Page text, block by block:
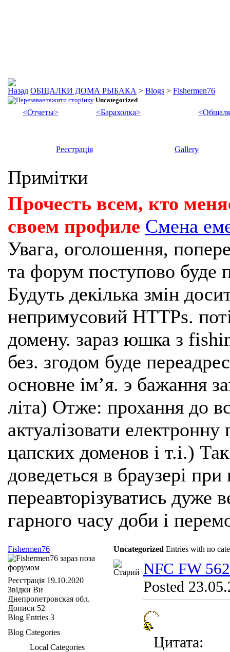
ОБЩАЛКИ ДОМА РЫБАКА > Blogs > Fishermen76
Uncategorized
<Отчеты> <Барахолка>
Реєстрація Gallery
Примітки
Прочесть всем, кто
своем профиле Смена
Увага, оголошення,
та форум поступово буде
Будуть декілька змін
непримусовий HTTPs.
домену. зараз юшка з
без. згодом буде
основне імʼя. э бажання
літа) Отже: прохання до
актуалізовати
цапских доменов і т.і.)
доведеться в браузері
переавторізуватись
гарного часу доби і
Uncategorized Entries with no
NFC FW
Posted
Цитата:
Fishermen76
Реєстрація 19.10.2020
Звідки Ви
Днепропетровская обл.
Дописи 52
Blog Entries 3
Blog Categories
Local Categories